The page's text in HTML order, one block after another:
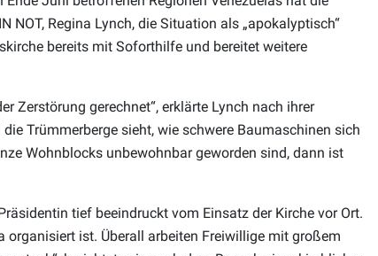
NOT, Regina Lynch, die Situation als „apokalyptisch“
bereits mit Soforthilfe und bereitet weitere
Zerstörung gerechnet“, erklärte Lynch nach ihrer
Trümmerberge sieht, wie schwere Baumaschinen sich
Wohnblocks unbewohnbar geworden sind, dann ist
tief beeindruckt vom Einsatz der Kirche vor Ort.
organisiert ist. Überall arbeiten Freiwillige mit großem